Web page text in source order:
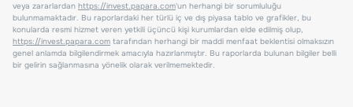
veya zararlardan https://invest.papara.com'un herhangi bir sorumluluğu
bulunmamaktadır. Bu raporlardaki her türlü iç ve dış piyasa tablo ve grafikler, bu
konularda resmi hizmet veren yetkili üçüncü kişi kurumlardan elde edilmiş olup,
https://invest.papara.com tarafından herhangi bir maddi menfaat beklentisi olmaksızın
genel anlamda bilgilendirmek amacıyla hazırlanmıştır. Bu raporlarda bulunan bilgiler belli
bir gelirin sağlanmasına yönelik olarak verilmemektedir.